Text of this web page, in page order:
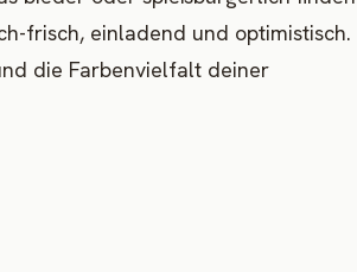
frisch, einladend und optimistisch.
die Farbenvielfalt deiner